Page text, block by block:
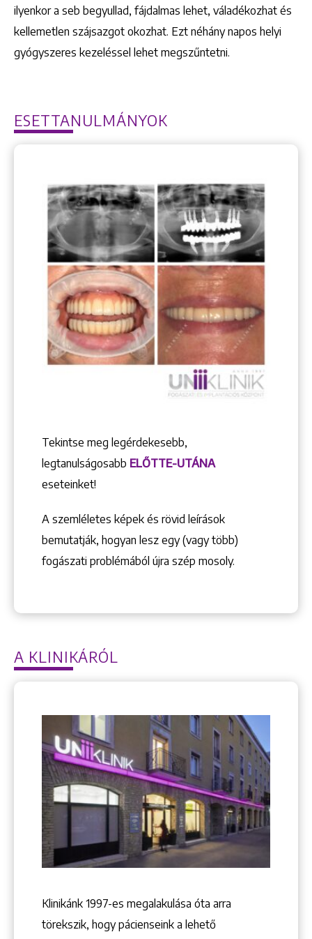
ilyenkor a seb begyullad, fájdalmas lehet, váladékozhat és
kellemetlen szájsazgot okozhat. Ezt néhány napos helyi
gyógyszeres kezeléssel lehet megszűntetni.
ESETTANULMÁNYOK
Tekintse meg legérdekesebb,
legtanulságosabb ELŐTTE-UTÁNA
eseteinket!
A szemléletes képek és rövid leírások
bemutatják, hogyan lesz egy (vagy több)
fogászati problémából újra szép mosoly.
A KLINIKÁRÓL
Klinikánk 1997-­es megalakulása óta arra
törekszik, hogy pácienseink a lehető